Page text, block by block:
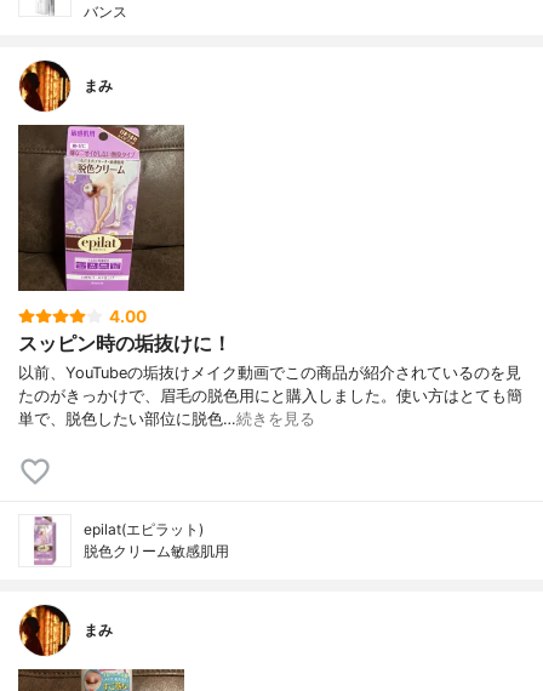
バンス
まみ
4.00
スッピン時の垢抜けに！
以前、YouTubeの垢抜けメイク動画でこの商品が紹介されているのを見
たのがきっかけで、眉毛の脱色用にと購入しました。使い方はとても簡
単で、脱色したい部位に脱色…続きを見る
epilat(エピラット)
脱色クリーム敏感肌用
まみ